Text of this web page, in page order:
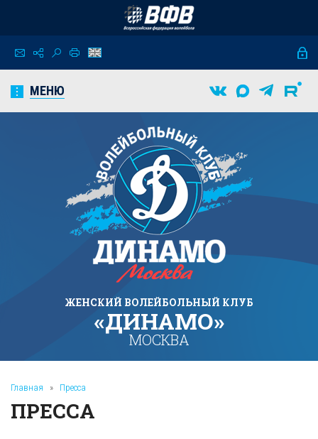
МЕНЮ
ЖЕНСКИЙ ВОЛЕЙБОЛЬНЫЙ КЛУБ
«ДИНАМО»
МОСКВА
Главная » Пресса
ПРЕССА